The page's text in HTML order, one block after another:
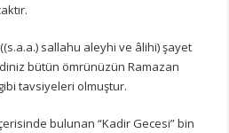
sallahu aleyhi ve âlihi) şayet
bütün ömrünüzün Ramazan
tavsiyeleri olmuştur.
bulunan “Kadir Gecesi” bin